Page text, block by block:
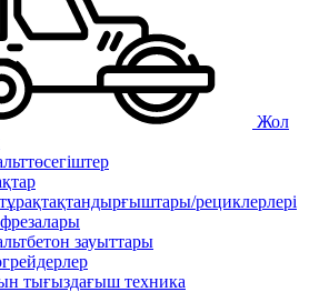
Жол
рециклерлері
зауыттары
тығыздағыш техника